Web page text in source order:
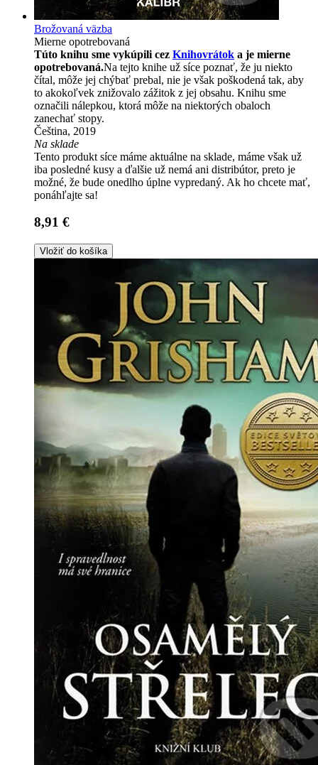
Brožovaná väzba
Mierne opotrebovaná
Túto knihu sme vykúpili cez Knihovrátok a je mierne
opotrebovaná.Na tejto knihe už síce poznať, že ju niekto
čítal, môže jej chýbať prebal, nie je však poškodená tak, aby
to akokoľvek znižovalo zážitok z jej obsahu. Knihu sme
označili nálepkou, ktorá môže na niektorých obaloch
zanechať stopy.
Čeština, 2019
Na sklade
Tento produkt síce máme aktuálne na sklade, máme však už
iba posledné kusy a ďalšie už nemá ani distribútor, preto je
možné, že bude onedlho úplne vypredaný. Ak ho chcete mať,
ponáhľajte sa!
8,91 €
Vložiť do košíka